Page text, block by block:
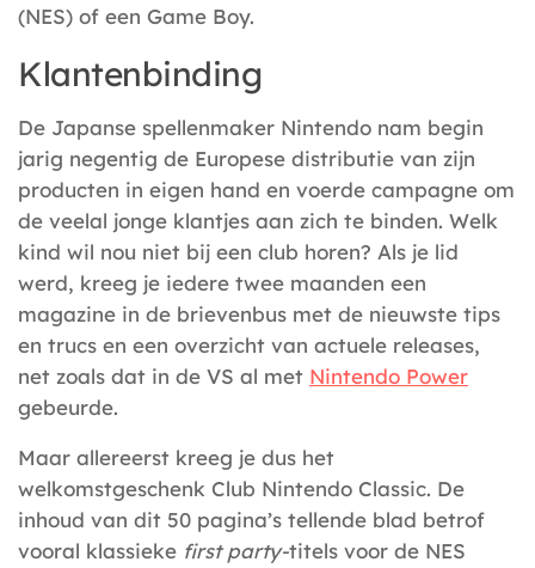
(NES) of een Game Boy.
Klantenbinding
De Japanse spellenmaker Nintendo nam begin
jarig negentig de Europese distributie van zijn
producten in eigen hand en voerde campagne om
de veelal jonge klantjes aan zich te binden. Welk
kind wil nou niet bij een club horen? Als je lid
werd, kreeg je iedere twee maanden een
magazine in de brievenbus met de nieuwste tips
en trucs en een overzicht van actuele releases,
net zoals dat in de VS al met Nintendo Power
gebeurde.
Maar allereerst kreeg je dus het
welkomstgeschenk Club Nintendo Classic. De
inhoud van dit 50 pagina’s tellende blad betrof
vooral klassieke first party-titels voor de NES